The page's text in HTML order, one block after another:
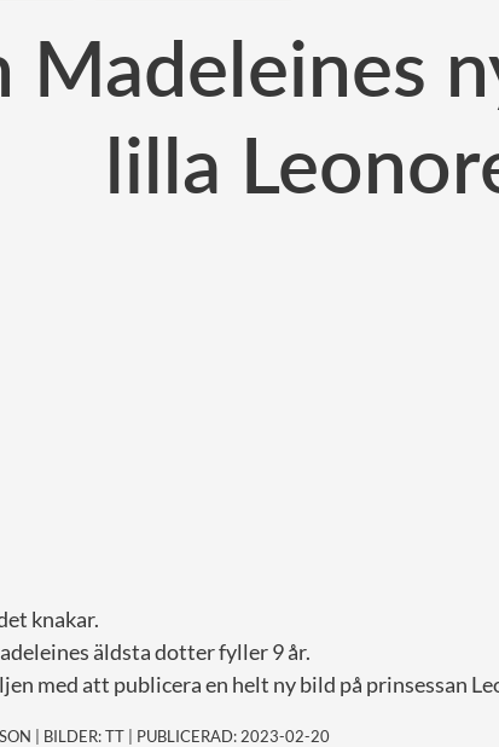
Madeleines
lilla
knakar.
äldsta dotter fyller 9 år.
med att publicera en helt ny bild på prinsessan
| BILDER: TT | PUBLICERAD: 2023-02-20